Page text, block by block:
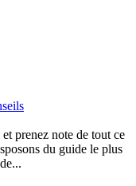
prenez note de tout ce
du guide le plus